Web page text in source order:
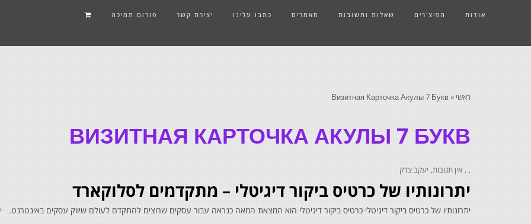
אודות הפיצ'רים שאלות ותשובות מאמרים כתבו עלינו יצירת קשר פורום תמיכה
ראשי »
Визитная Карточка Акулы 7 Букв
ВИЗИТНАЯ КАРТОЧКА АКУЛЫ 7 БУКВ
אין תגובות יעקב צדק
יתרונותיו של כרטיס ביקור דיגיטלי – מתקדמים לסלוקארד
יתרונותיו של כרטיס ביקור דיגיטלי כרטיס ביקור דיגיטלי הוא המצאת המאה כנראה עבור עסקים שרוצים להתקדם לעולם שיווק עסקים באינטרנט.